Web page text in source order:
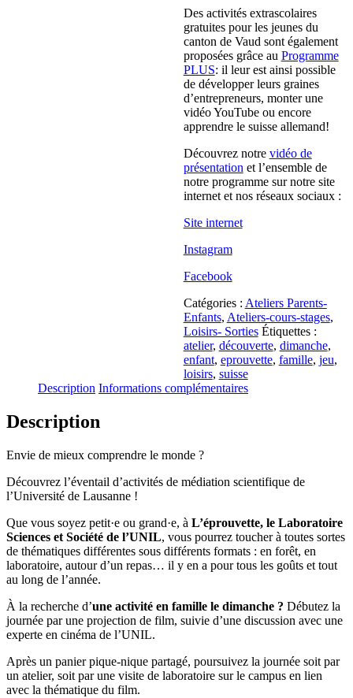
Des activités extrascolaires
gratuites pour les jeunes du
canton de Vaud sont également
proposées grâce au Programme
PLUS: il leur est ainsi possible
de développer leurs graines
d’entrepreneurs, monter une
vidéo YouTube ou encore
apprendre le suisse allemand!
Découvrez notre vidéo de
présentation et l’ensemble de
notre programme sur notre site
internet et nos réseaux sociaux :
Site internet
Instagram
Facebook
Catégories : Ateliers Parents-
Enfants, Ateliers-cours-stages,
Loisirs- Sorties Étiquettes :
atelier, découverte, dimanche,
enfant, eprouvette, famille, jeu,
loisirs, suisse
Description Informations complémentaires
Description
Envie de mieux comprendre le monde ?
Découvrez l’éventail d’activités de médiation scientifique de
l’Université de Lausanne !
Que vous soyez petit·e ou grand·e, à L’éprouvette, le Laboratoire
Sciences et Société de l’UNIL, vous pourrez toucher à toutes sortes
de thématiques différentes sous différents formats : en forêt, en
laboratoire, autour d’un repas… il y en a pour tous les goûts et tout
au long de l’année.
À la recherche d’une activité en famille le dimanche ? Débutez la
journée par une projection de film, suivie d’une discussion avec une
experte en cinéma de l’UNIL.
Après un panier pique-nique partagé, poursuivez la journée soit par
un atelier, soit par une visite de laboratoire sur le campus en lien
avec la thématique du film.